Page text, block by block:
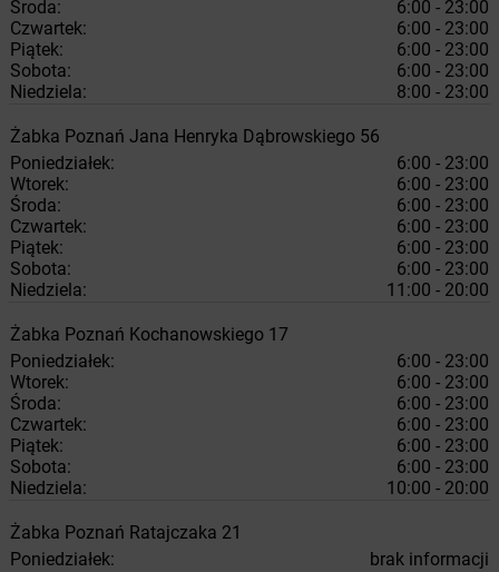
Środa:
6:00 - 23:00
Czwartek:
6:00 - 23:00
Piątek:
6:00 - 23:00
Sobota:
6:00 - 23:00
Niedziela:
8:00 - 23:00
Żabka Poznań Jana Henryka Dąbrowskiego 56
Poniedziałek:
6:00 - 23:00
Wtorek:
6:00 - 23:00
Środa:
6:00 - 23:00
Czwartek:
6:00 - 23:00
Piątek:
6:00 - 23:00
Sobota:
6:00 - 23:00
Niedziela:
11:00 - 20:00
Żabka Poznań Kochanowskiego 17
Poniedziałek:
6:00 - 23:00
Wtorek:
6:00 - 23:00
Środa:
6:00 - 23:00
Czwartek:
6:00 - 23:00
Piątek:
6:00 - 23:00
Sobota:
6:00 - 23:00
Niedziela:
10:00 - 20:00
Żabka Poznań Ratajczaka 21
Poniedziałek:
brak informacji